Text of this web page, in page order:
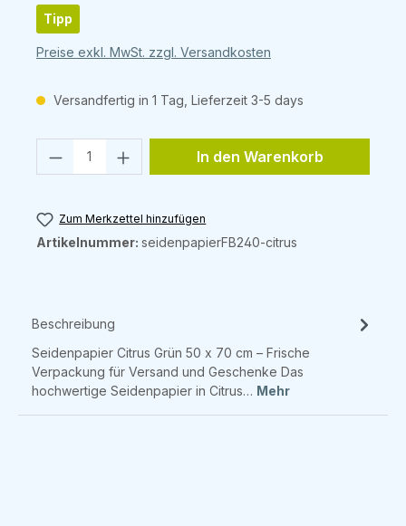
Tipp
Preise exkl. MwSt. zzgl. Versandkosten
Versandfertig in 1 Tag, Lieferzeit 3-5 days
Produkt Anzahl: Gib den
In den Warenkorb
Zum Merkzettel hinzufügen
Artikelnummer: seidenpapierFB240-citrus
Beschreibung
Seidenpapier Citrus Grün 50 x 70 cm – Frische
Verpackung für Versand und Geschenke Das
hochwertige Seidenpapier in Citrus… Mehr